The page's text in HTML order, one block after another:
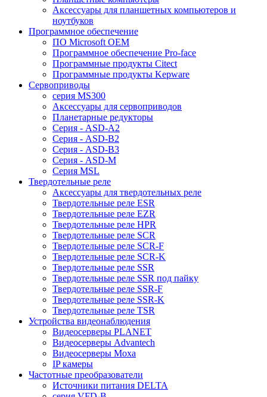
Аксессуары для планшетных компьютеров и
ноутбуков
Программное обеспечение
ПО Microsoft OEM
Программное обеспечение Pro-face
Программные продукты Citect
Программные продукты Kepware
Сервоприводы
серия MS300
Аксессуары для сервоприводов
Планетарные редукторы
Серия - ASD-A2
Серия - ASD-B2
Серия - ASD-B3
Серия - ASD-M
Серия MSL
Твердотельные реле
Аксессуары для твердотельных реле
Твердотельные реле ESR
Твердотельные реле EZR
Твердотельные реле HPR
Твердотельные реле SCR
Твердотельные реле SCR-F
Твердотельные реле SCR-K
Твердотельные реле SSR
Твердотельные реле SSR под пайку
Твердотельные реле SSR-F
Твердотельные реле SSR-K
Твердотельные реле TSR
Устройства видеонаблюдения
Видеосерверы PLANET
Видеосерверы Advantech
Видеосерверы Moxa
IP камеры
Частотные преобразователи
Источники питания DELTA